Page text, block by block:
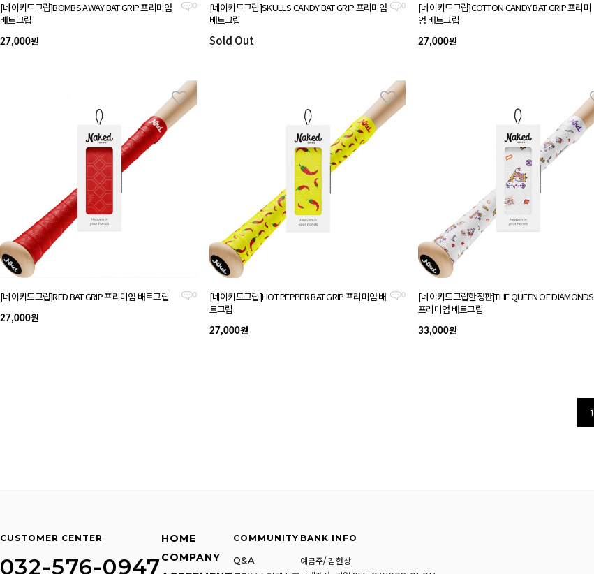
0
[네이키드그립]BOMBS AWAY BAT GRIP 프리미엄
배트그립
27,000원
0
[네이키드그립]SKULLS CANDY BAT GRIP 프리미엄
배트그립
Sold Out
[네이키드그립]COTTON CANDY BAT GRIP 프리미
엄 배트그립
27,000원
0
[네이키드그립]RED BAT GRIP 프리미엄 배트그립
27,000원
0
[네이키드그립]HOT PEPPER BAT GRIP 프리미엄 배
트그립
27,000원
[네이키드그립한정판]THE QUEEN OF DIAMONDS
프리미엄 배트그립
33,000원
1
CUSTOMER CENTER
032-576-0947
HOME
COMPANY
COMMUNITY
Q&A
BANK INFO
예금주/ 김현상